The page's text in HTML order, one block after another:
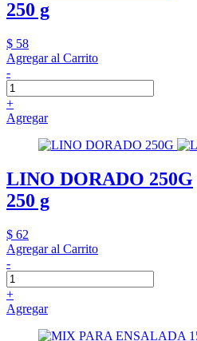
250 g
$ 58
Agregar al Carrito
-
+
Agregar
LINO DORADO 250G
250 g
$ 62
Agregar al Carrito
-
+
Agregar